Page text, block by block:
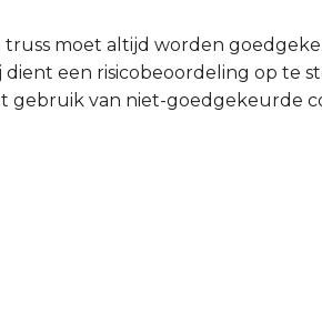
moet altijd worden
een risicobeoordeling op te
van niet-goedgekeurde